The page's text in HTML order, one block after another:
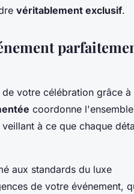
véritablement exclusif.
votre célébration grâce à
coordonne
à ce que chaque
aux standards du luxe
de votre événement,